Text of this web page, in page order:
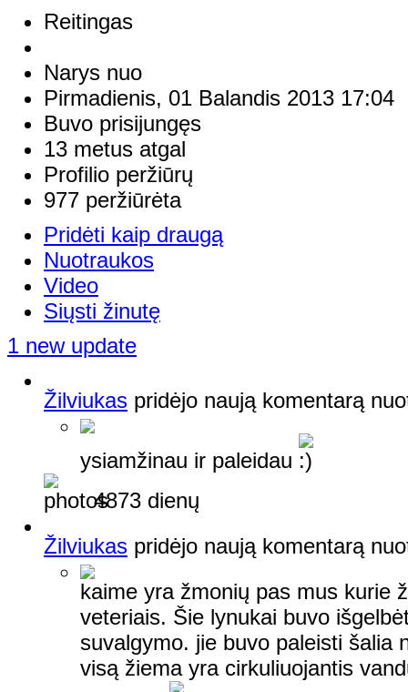
Reitingas
Narys nuo
Pirmadienis, 01 Balandis 2013 17:04
Buvo prisijungęs
13 metus atgal
Profilio peržiūrų
977 peržiūrėta
Pridėti kaip draugą
Nuotraukos
Video
Siųsti žinutę
1 new update
Žilviukas pridėjo naują komentarą
ysiamžinau ir paleidau
4873 dienų
Žilviukas pridėjo naują komentarą
kaime yra žmonių pas mus kurie
veteriais. Šie lynukai buvo
suvalgymo. jie buvo paleisti šalia
visą žiema yra cirkuliuojantis